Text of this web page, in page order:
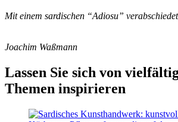
Mit einem sardischen “Adiosu”
Joachim Waßmann
Lassen Sie sich von
Themen inspirieren